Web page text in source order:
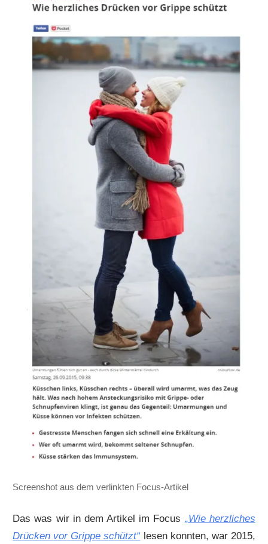
Screenshot aus dem verlinkten Focus-Artikel
Das was wir in dem Artikel im Focus „Wie herzliches
Drücken vor Grippe schützt“ lesen konnten, war 2015,